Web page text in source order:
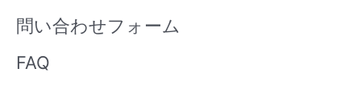
問い合わせフォーム
FAQ